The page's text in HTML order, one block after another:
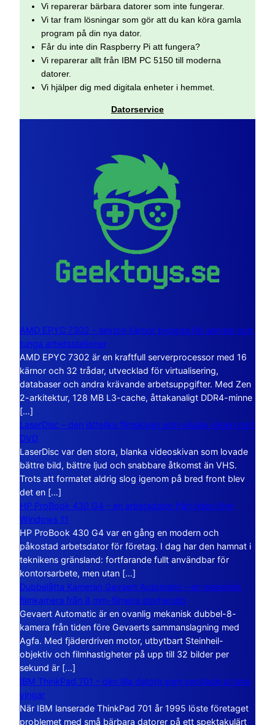
Vi reparerar bärbara datorer som inte fungerar.
Vi tar fram lösningar som gör att du kan köra gamla
program på din nya dator.
Får du inte din Raspberry Pi att fungera?
Vi reparerar allt från IBM PC 5150 till moderna
datorer.
Vi hjälper dig med digitala enheter i hemmet.
Datorservice
AMD EPYC 7302 – sexton kärnor byggda för servrar och
tunga arbetsstationer
AMD EPYC 7302 är en kraftfull serverprocessor med 16
kärnor och 32 trådar, utvecklad för virtualisering,
databaser och andra krävande arbetsuppgifter. Med Zen
2-arkitektur, 128 MB L3-cache, åttakanaligt DDR4-minne
[…]
LaserDisc – den jättelika filmskivan som visade vägen mot
DVD
LaserDisc var den stora, blanka videoskivan som lovade
bättre bild, bättre ljud och snabbare åtkomst än VHS.
Trots att formatet aldrig slog igenom på bred front blev
det en […]
HP ProBook 430 G4 – en arbetsdator från tiden före
Windows 11
HP ProBook 430 G4 var en gång en modern och
påkostad arbetsdator för företag. I dag har den hamnat i
teknikens gränsland: fortfarande fullt användbar för
kontorsarbete, men utan […]
Dubbelåtta Kameran Gevaert Automatic – en mekanisk
filmkamera från 8 mm-filmens storhetstid
Gevaert Automatic är en ovanlig mekanisk dubbel-8-
kamera från tiden före Gevaerts sammanslagning med
Agfa. Med fjäderdriven motor, utbytbart Steinheil-
objektiv och filmhastigheter på upp till 32 bilder per
sekund är […]
IBM ThinkPad 701 – den lilla datorn som vecklade ut sina
vingar
När IBM lanserade ThinkPad 701 år 1995 löste företaget
problemet med små bärbara datorer på ett spektakulärt